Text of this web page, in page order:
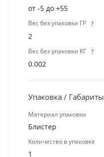
от -5 до +55
Вес без упаковки ГР ?
2
Вес без упаковки КГ ?
0.002
Упаковка / Габариты
Материал упаковки
Блистер
Количество в упаковке
1